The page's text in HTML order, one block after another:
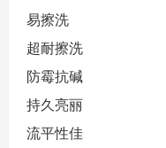
易擦洗
超耐擦洗
防霉抗碱
持久亮丽
流平性佳